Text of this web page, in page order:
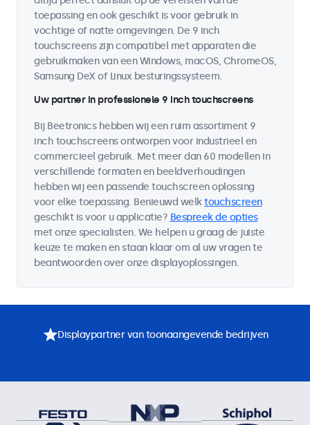
toepassing en ook geschikt is voor gebruik in
vochtige of natte omgevingen. De 9 inch
touchscreens zijn compatibel met apparaten die
gebruikmaken van een Windows, macOS, ChromeOS,
Samsung DeX of Linux besturingssysteem.
Uw partner in professionele 9 inch touchscreens
Bij Beetronics hebben wij een ruim assortiment 9
inch touchscreens ontworpen voor industrieel en
commercieel gebruik. Met meer dan 60 modellen in
verschillende formaten en beeldverhoudingen
hebben wij een passende touchscreen oplossing
voor elke toepassing. Benieuwd welktouchscreen
geschikt is voor u applicatie? Bespreek de opties
met onze specialisten. We helpen u graag de juiste
keuze te maken en staan klaar om al uw vragen te
beantwoorden over onze displayoplossingen.
Displaypartner van toonaangevende bedrijven